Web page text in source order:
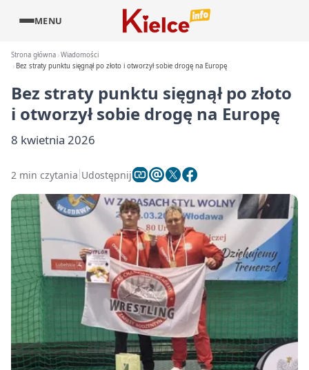
MENU
Strona główna Wiadomości
Bez straty punktu sięgnął po złoto i otworzył sobie drogę na Europę
Bez straty punktu sięgnął po złoto
i otworzył sobie drogę na Europę
8 kwietnia 2026
2 min czytania Udostępnij